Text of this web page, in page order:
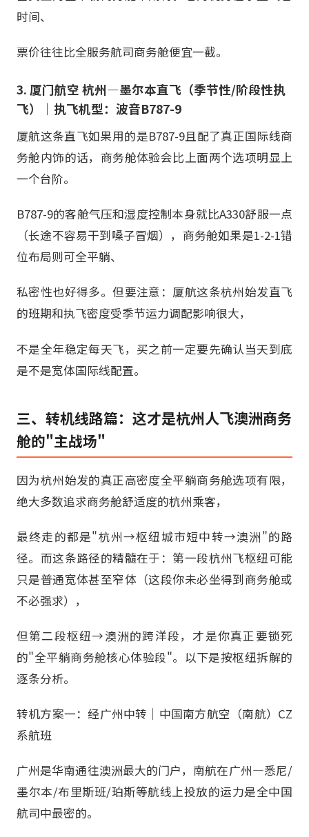
时间、
票价往往比全服务航司商务舱便宜一截。
3. 厦门航空 杭州—墨尔本直飞（季节性/阶段性执
飞）｜执飞机型：波音B787-9
厦航这条直飞如果用的是B787-9且配了真正国际线商
务舱内饰的话，商务舱体验会比上面两个选项明显上
一个台阶。
B787-9的客舱气压和湿度控制本身就比A330舒服一点
（长途不容易干到嗓子冒烟），商务舱如果是1-2-1错
位布局则可全平躺、
私密性也好得多。但要注意：厦航这条杭州始发直飞
的班期和执飞密度受季节运力调配影响很大，
不是全年稳定每天飞，买之前一定要先确认当天到底
是不是宽体国际线配置。
三、转机线路篇：这才是杭州人飞澳洲商务
舱的"主战场"
因为杭州始发的真正高密度全平躺商务舱选项有限，
绝大多数追求商务舱舒适度的杭州乘客，
最终走的都是"杭州→枢纽城市短中转→澳洲"的路
径。而这条路径的精髓在于：第一段杭州飞枢纽可能
只是普通宽体甚至窄体（这段你未必坐得到商务舱或
不必强求），
但第二段枢纽→澳洲的跨洋段，才是你真正要锁死
的"全平躺商务舱核心体验段"。以下是按枢纽拆解的
逐条分析。
转机方案一：经广州中转｜中国南方航空（南航）CZ
系航班
广州是华南通往澳洲最大的门户，南航在广州—悉尼/
墨尔本/布里斯班/珀斯等航线上投放的运力是全中国
航司中最密的。